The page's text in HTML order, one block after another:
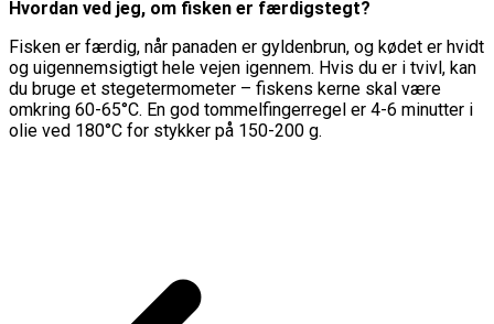
Hvordan ved jeg, om fisken er færdigstegt?
Fisken er færdig, når panaden er gyldenbrun, og kødet er hvidt
og uigennemsigtigt hele vejen igennem. Hvis du er i tvivl, kan
du bruge et stegetermometer – fiskens kerne skal være
omkring 60-65°C. En god tommelfingerregel er 4-6 minutter i
olie ved 180°C for stykker på 150-200 g.